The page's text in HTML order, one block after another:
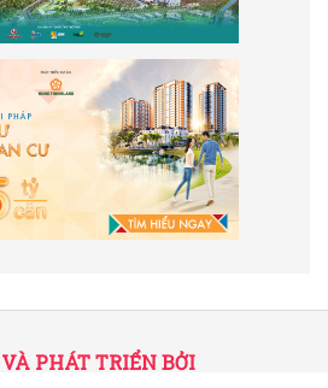
PHÁT TRIỂN BỞI